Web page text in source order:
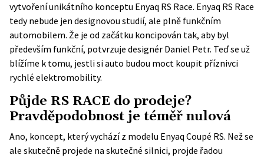
vytvoření unikátního konceptu Enyaq RS Race. Enyaq RS Race
tedy nebude jen designovou studií, ale plně funkčním
automobilem. Že je od začátku koncipován tak, aby byl
především funkční, potvrzuje designér Daniel Petr. Teď se už
blížíme k tomu, jestli si auto budou moct koupit příznivci
rychlé elektromobility.
Půjde RS RACE do prodeje?
Pravděpodobnost je téměř nulová
Ano, koncept, který vychází z modelu Enyaq Coupé RS. Než se
ale skutečně projede na skutečné silnici, projde řadou